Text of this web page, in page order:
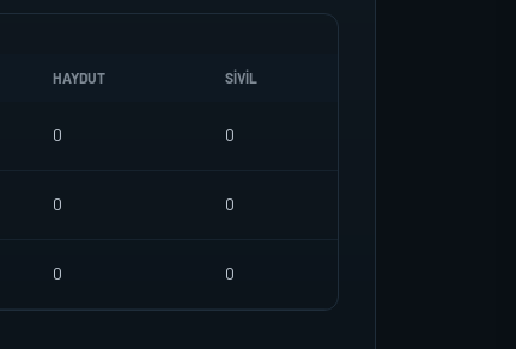
HAYDUT SIVIL
0 0
0 0
0 0